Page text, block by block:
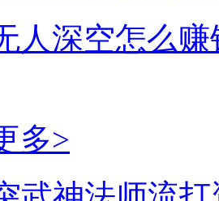
人深空怎么
多>